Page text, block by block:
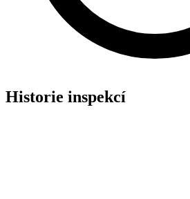
Historie inspekcí